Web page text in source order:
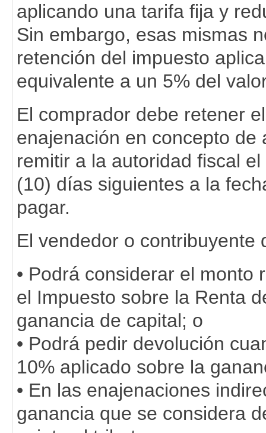
aplicando una tarifa fija y
Sin embargo, esas mismas
retención del impuesto
equivalente a un 5% del
El comprador debe retener
enajenación en concepto
remitir a la autoridad fiscal
(10) días siguientes a la
pagar.
El vendedor o contribuyente
• Podrá considerar el monto
el Impuesto sobre la Renta
ganancia de capital; o
• Podrá pedir devolución
10% aplicado sobre la
• En las enajenaciones
ganancia que se considera